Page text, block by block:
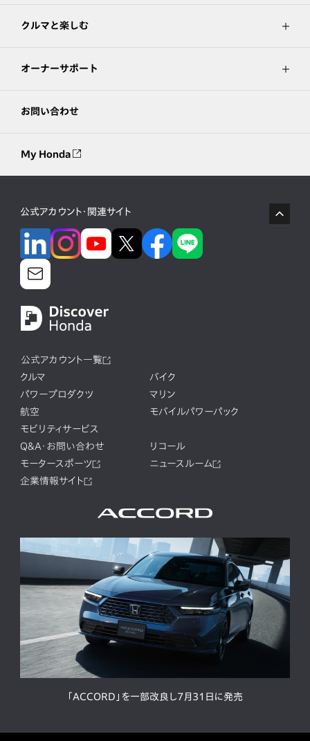
クルマと楽しむ
オーナーサポート
お問い合わせ
My Honda
公式アカウント・関連サイト
公式アカウント一覧
クルマ
バイク
パワープロダクツ
マリン
航空
モバイルパワーパック
モビリティサービス
Q&A・お問い合わせ
リコール
モータースポーツ
ニュースルーム
企業情報サイト
「ACCORD」を一部改良し7月31日に発売